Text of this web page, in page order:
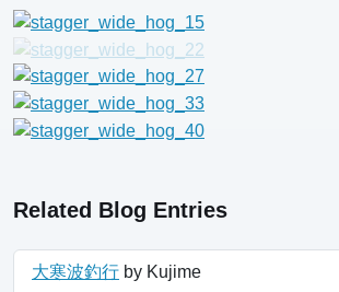
Related Blog Entries
大寒波釣行 by Kujime